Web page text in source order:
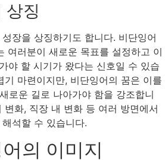
상징
장을 상징하기도 합니다. 비단잉어
여러분이 새로운 목표를 설정하고 이
야 할 시기가 왔다는 신호일 수 있습
기 마련이지만, 비단잉어의 꿈은 이를
로운 길로 나아가야 함을 강조합니
변화, 직장 내 변화 등 여러 방면에서
석할 수 있습니다.
의 이미지